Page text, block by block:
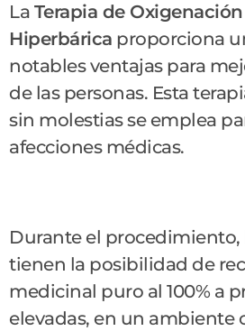
La Terapia de
Hiperbárica proporciona
notables ventajas para
de las personas. Esta
sin molestias se emplea
afecciones médicas.
Durante el procedimiento,
tienen la posibilidad de
medicinal puro al 100% a
elevadas, en un ambiente